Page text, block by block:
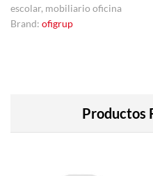
escolar, mobiliario oficina
Brand: ofigrup
Productos